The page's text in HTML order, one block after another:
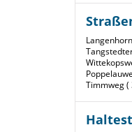
Timmweg (